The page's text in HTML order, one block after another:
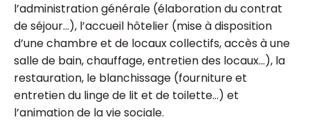
l’administration générale (élaboration du contrat
de séjour...), l’accueil hôtelier (mise à disposition
d’une chambre et de locaux collectifs, accès à une
salle de bain, chauffage, entretien des locaux...), la
restauration, le blanchissage (fourniture et
entretien du linge de lit et de toilette...) et
l’animation de la vie sociale.